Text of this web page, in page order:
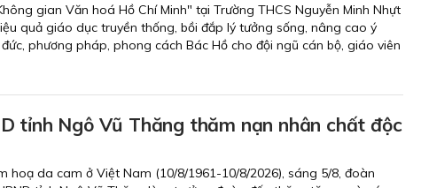
gian Văn hoá Hồ Chí Minh" tại Trường THCS Nguyễn Minh Nhựt
quả giáo dục truyền thống, bồi đắp lý tưởng sống, nâng cao ý
phương pháp, phong cách Bác Hồ cho đội ngũ cán bộ, giáo viên
tỉnh Ngô Vũ Thăng thăm nạn nhân chất độc
hoạ da cam ở Việt Nam (10/8/1961-10/8/2026), sáng 5/8, đoàn